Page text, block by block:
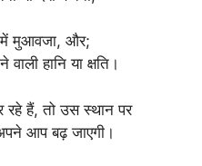
मुआवजा, और;
हानि या क्षति।
रहे हैं, तो उस स्थान पर
आप बढ़ जाएगी।